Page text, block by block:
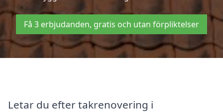
Få 3 erbjudanden, gratis och utan förpliktelser
Letar du efter takrenovering i